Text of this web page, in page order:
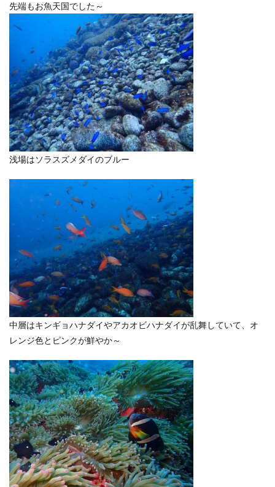
先端もお魚天国でした～
浅場はソラスズメダイのブルー
中層はキンギョハナダイやアカオビハナダイが乱舞していて、オ
レンジ色とピンクが鮮やか～